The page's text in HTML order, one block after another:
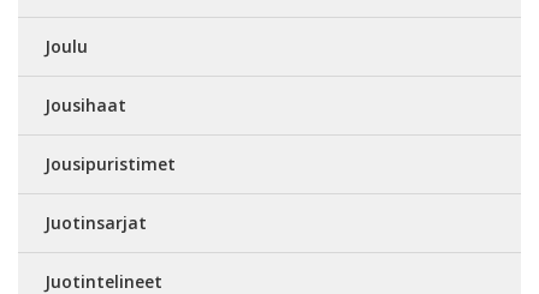
Joulu
Jousihaat
Jousipuristimet
Juotinsarjat
Juotintelineet